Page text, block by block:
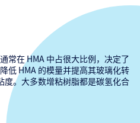
常在 HMA 中占很大比例，决定了
低 HMA 的模量并提高其玻璃化转
度。大多数增粘树脂都是碳氢化合